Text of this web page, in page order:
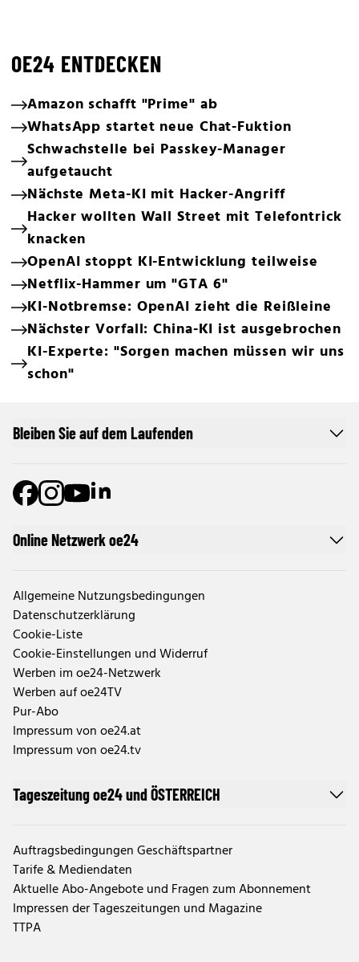
OE24 ENTDECKEN
Amazon schafft "Prime" ab
WhatsApp startet neue Chat-Fuktion
Schwachstelle bei Passkey-Manager
aufgetaucht
Nächste Meta-KI mit Hacker-Angriff
Hacker wollten Wall Street mit Telefontrick
knacken
OpenAI stoppt KI-Entwicklung teilweise
Netflix-Hammer um "GTA 6"
KI-Notbremse: OpenAI zieht die Reißleine
Nächster Vorfall: China-KI ist ausgebrochen
KI-Experte: "Sorgen machen müssen wir uns
schon"
Online Netzwerk oe24
Allgemeine Nutzungsbedingungen
Datenschutzerklärung
Cookie-Liste
Cookie-Einstellungen und Widerruf
Werben im oe24-Netzwerk
Werben auf oe24TV
Pur-Abo
Impressum von oe24.at
Impressum von oe24.tv
Tageszeitung oe24 und ÖSTERREICH
Auftragsbedingungen Geschäftspartner
Tarife & Mediendaten
Aktuelle Abo-Angebote und Fragen zum Abonnement
Impressen der Tageszeitungen und Magazine
TTPA
Bleiben Sie auf dem Laufenden